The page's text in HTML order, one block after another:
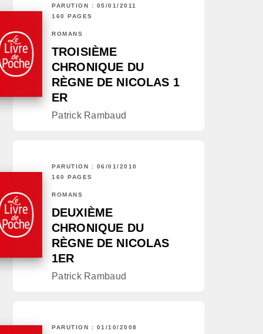
PARUTION : 05/01/2011
160 PAGES
ROMANS
TROISIÈME
CHRONIQUE DU
RÈGNE DE NICOLAS 1
ER
Patrick Rambaud
PARUTION : 06/01/2010
160 PAGES
ROMANS
DEUXIÈME
CHRONIQUE DU
RÈGNE DE NICOLAS
1ER
Patrick Rambaud
PARUTION : 01/10/2008